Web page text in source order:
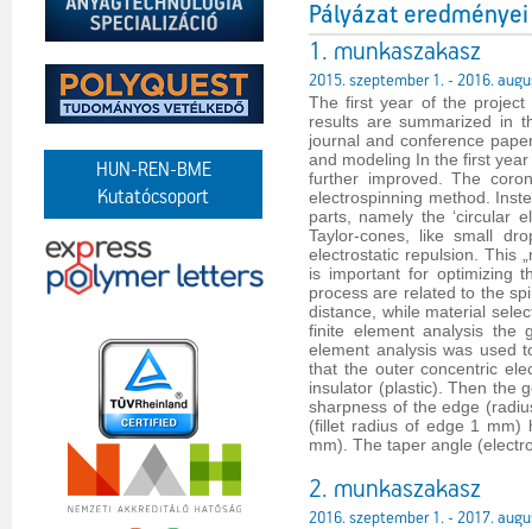
HUN-REN-BME
Kutatócsoport
Pályázat eredményei
1. munkaszakasz
2015. szeptember 1. - 2016.
The first year of the project
results are summarized in
journal and conference
and modeling In the first
further improved. The
electrospinning method.
parts, namely the ‘circular
Taylor-cones, like small
electrostatic repulsion. This
is important for optimizing
process are related to the
distance, while material
finite element analysis the
element analysis was used
that the outer concentric
insulator (plastic). Then the
sharpness of the edge
(fillet radius of edge 1 mm)
mm). The taper angle
2. munkaszakasz
2016. szeptember 1. - 2017.